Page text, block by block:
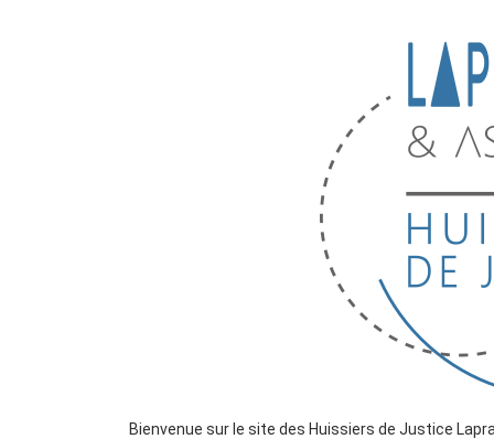
Bienvenue sur le site des Huissiers de Justice